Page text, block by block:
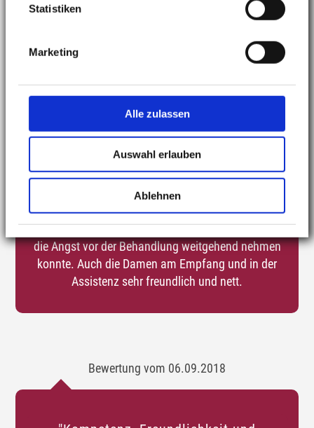
Statistiken
Marketing
Alle zulassen
Auswahl erlauben
Ablehnen
Vielen Dank für die super Behandlung"
Bewertung vom 09.09.2018
"Absolute empfehlenswert!
Toller, einfühlsamer und sympathischer Arzt, der mir
die Angst vor der Behandlung weitgehend nehmen
konnte. Auch die Damen am Empfang und in der
Assistenz sehr freundlich und nett.
Bewertung vom 06.09.2018